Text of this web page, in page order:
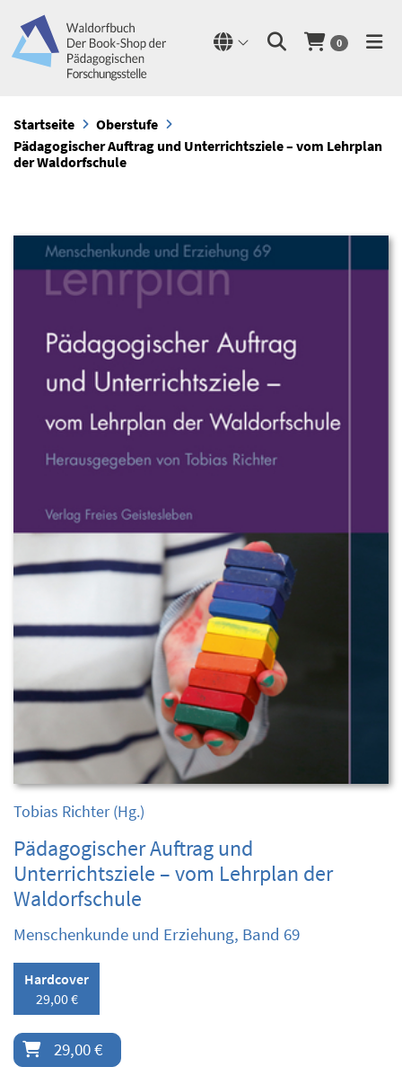
0
Startseite
Oberstufe
Pädagogischer Auftrag und Unterrichtsziele – vom Lehrplan
der Waldorfschule
Tobias Richter(Hg.)
Pädagogischer Auftrag und
Unterrichtsziele – vom Lehrplan der
Waldorfschule
Menschenkunde und Erziehung, Band 69
Hardcover
29,00 €
29,00 €